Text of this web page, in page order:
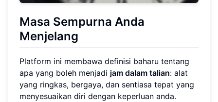
Masa Sempurna Anda
Menjelang
Platform ini membawa definisi baharu tentang
apa yang boleh menjadi jam dalam talian: alat
yang ringkas, bergaya, dan sentiasa tepat yang
menyesuaikan diri dengan keperluan anda.